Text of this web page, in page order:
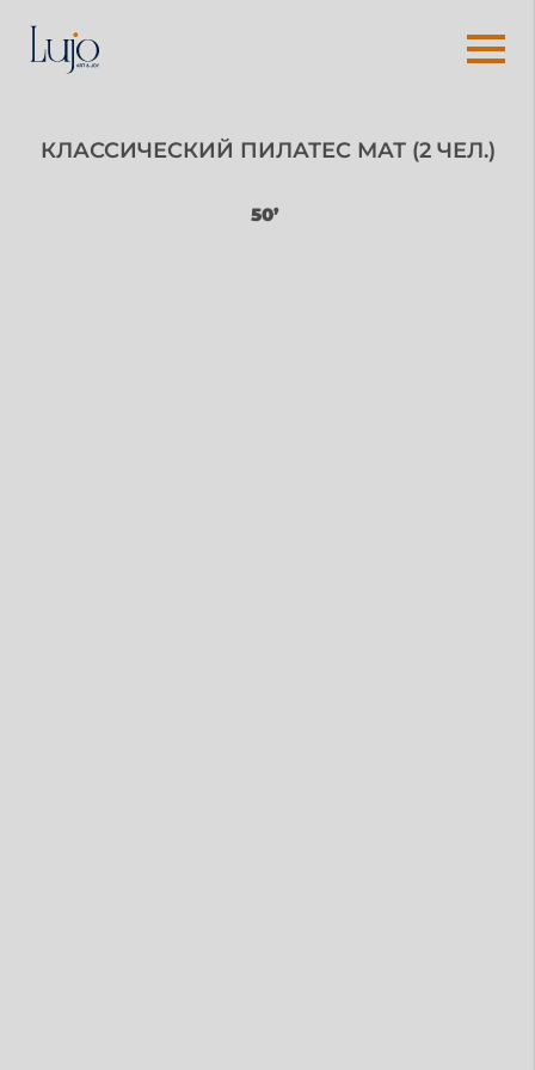
КЛАССИЧЕСКИЙ ПИЛАТЕС МАТ (2 ЧЕЛ.)
50’